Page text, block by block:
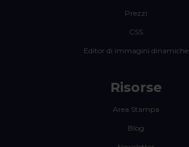
Prezzi
CSS
Editor di immagini dinamiche
Risorse
Area Stampa
Blog